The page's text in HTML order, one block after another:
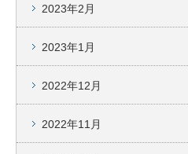
2023年2月
2023年1月
2022年12月
2022年11月